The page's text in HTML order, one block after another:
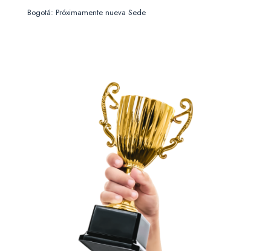
Bogotá: Próximamente nueva Sede